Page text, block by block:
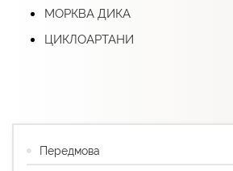
МОРКВА ДИКА
ЦИКЛОАРТАНИ
Передмова